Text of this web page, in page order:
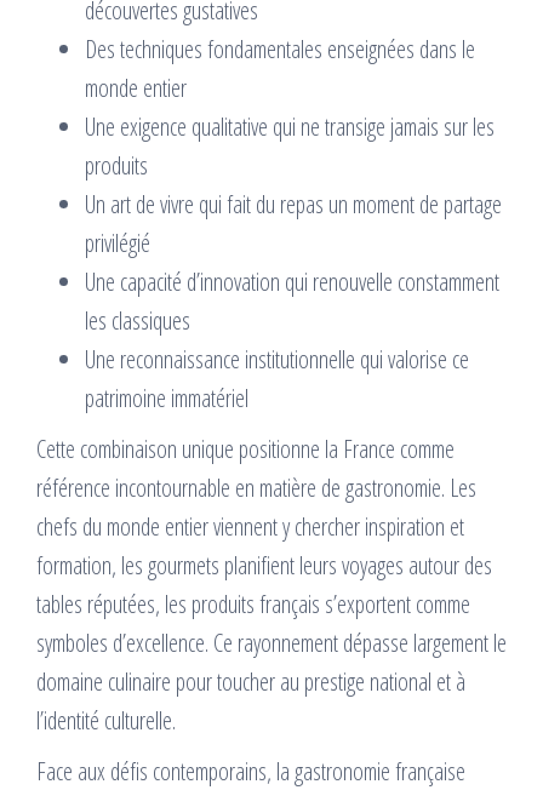
découvertes gustatives
Des techniques fondamentales enseignées dans le
monde entier
Une exigence qualitative qui ne transige jamais sur les
produits
Un art de vivre qui fait du repas un moment de partage
privilégié
Une capacité d’innovation qui renouvelle constamment
les classiques
Une reconnaissance institutionnelle qui valorise ce
patrimoine immatériel
Cette combinaison unique positionne la France comme
référence incontournable en matière de gastronomie. Les
chefs du monde entier viennent y chercher inspiration et
formation, les gourmets planifient leurs voyages autour des
tables réputées, les produits français s’exportent comme
symboles d’excellence. Ce rayonnement dépasse largement le
domaine culinaire pour toucher au prestige national et à
l’identité culturelle.
Face aux défis contemporains, la gastronomie française